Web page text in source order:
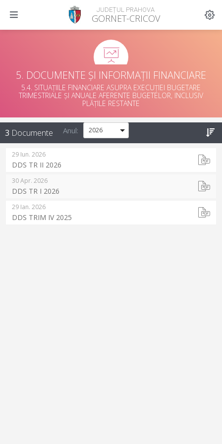
JUDEȚUL PRAHOVA
GORNET-CRICOV
5. DOCUMENTE ȘI INFORMAȚII FINANCIARE
5.4. SITUAȚIILE FINANCIARE ASUPRA EXECUȚIEI BUGETARE
TRIMESTRIALE ȘI ANUALE AFERENTE BUGETELOR, INCLUSIV
PLĂȚILE RESTANTE
3 Documente Anul:
29 Iun. 2026
DDS TR II 2026
30 Apr. 2026
DDS TR I 2026
29 Ian. 2026
DDS TRIM IV 2025